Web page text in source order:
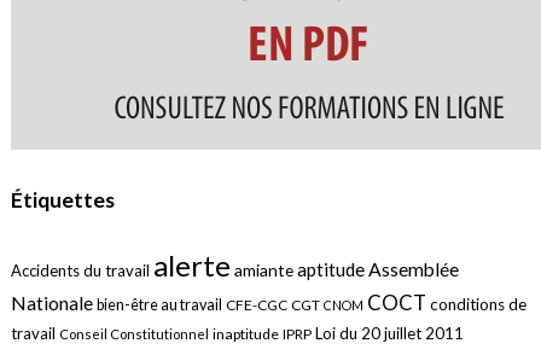
Étiquettes
Accidents du travail alerte amianteaptitudeAssemblée
Nationale bien-être au travail CFE-CGC CGT CNOM COCT conditions de
travail Conseil Constitutionnel inaptitude IPRP Loi du 20 juillet 2011